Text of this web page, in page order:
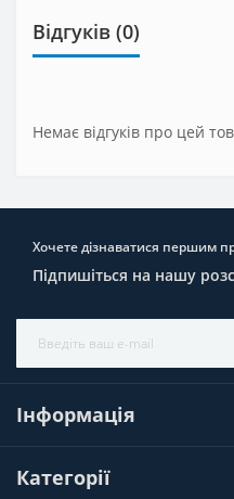
Відгуків (0)
Немає відгуків про цей
Хочете дізнаватися першим
Підпишіться на нашу
Інформація
Категорії